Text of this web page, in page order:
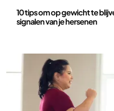
10 tips om op gewicht te
signalen van je hersenen